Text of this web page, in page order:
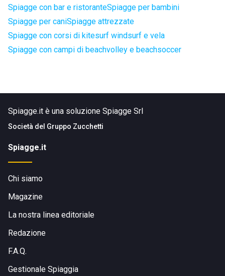
Spiagge con bar e ristoranteSpiagge per bambini
Spiagge per caniSpiagge attrezzate
Spiagge con corsi di kitesurf windsurf e vela
Spiagge con campi di beachvolley e beachsoccer
Spiagge.it è una soluzione Spiagge Srl
Società del Gruppo Zucchetti
Spiagge.it
Chi siamo
Magazine
La nostra linea editoriale
Redazione
F.A.Q.
Gestionale Spiaggia